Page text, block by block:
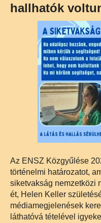
hallhatók
Az ENSZ Közgyűlése
történelmi határozatot,
siketvakság nemzetközi
ét, Helen Keller
médiamegjelenések
láthatóvá tételével